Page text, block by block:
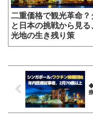
二重価格で観光革命？
と日本の挑戦から見る
光地の生き残り策
◆